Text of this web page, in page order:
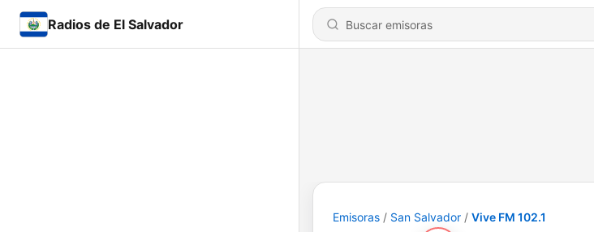
Radios de El Salvador
Emisoras San Salvador Vive FM 102.1